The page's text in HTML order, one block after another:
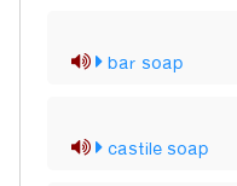
bar soap
castile soap